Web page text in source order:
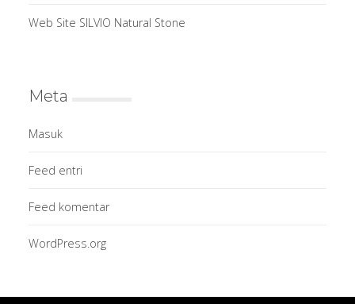
Web Site SILVIO Natural Stone
Meta
Masuk
Feed entri
Feed komentar
WordPress.org